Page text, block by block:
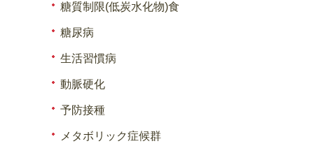
糖質制限(低炭水化物)食
糖尿病
生活習慣病
動脈硬化
予防接種
メタボリック症候群